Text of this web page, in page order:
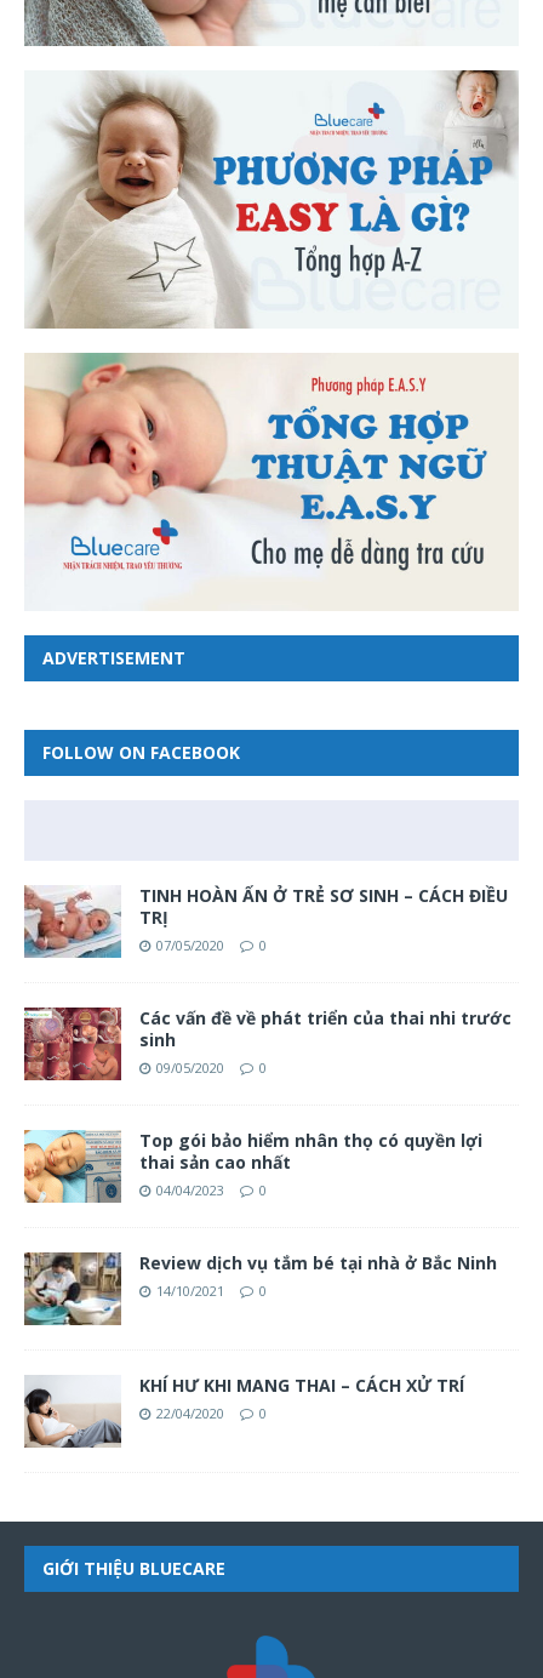
ADVERTISEMENT
FOLLOW ON FACEBOOK
TINH HOÀN ẨN Ở TRẺ SƠ SINH – CÁCH ĐIỀU
TRỊ
07/05/2020 0
Các vấn đề về phát triển của thai nhi trước
sinh
09/05/2020 0
Top gói bảo hiểm nhân thọ có quyền lợi
thai sản cao nhất
04/04/2023 0
Review dịch vụ tắm bé tại nhà ở Bắc Ninh
14/10/2021 0
KHÍ HƯ KHI MANG THAI – CÁCH XỬ TRÍ
22/04/2020 0
GIỚI THIỆU BLUECARE